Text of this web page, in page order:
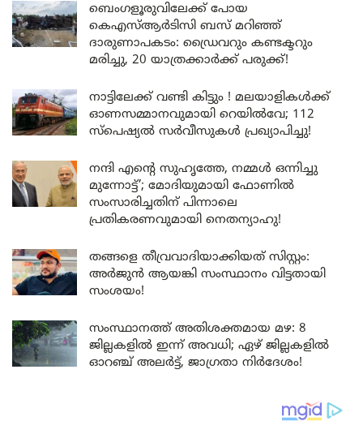
ബെംഗളൂരുവിലേക്ക് പോയ
കെഎസ്ആർടിസി ബസ് മറിഞ്ഞ്
ദാരുണാപകടം: ഡ്രൈവറും കണ്ടക്ടറും
മരിച്ചു, 20 യാത്രക്കാർക്ക് പരുക്ക്!
നാട്ടിലേക്ക് വണ്ടി കിട്ടും ! മലയാളികൾക്ക്
ഓണസമ്മാനവുമായി റെയിൽവേ; 112
സ്പെഷ്യൽ സർവീസുകൾ പ്രഖ്യാപിച്ചു!
നന്ദി എൻ്റെ സുഹൃത്തേ, നമ്മൾ ഒന്നിച്ചു
മുന്നോട്ട്’; മോദിയുമായി ഫോണിൽ
സംസാരിച്ചതിന് പിന്നാലെ
പ്രതികരണവുമായി നെതന്യാഹു!
തങ്ങളെ തീവ്രവാദിയാക്കിയത് സിസ്റ്റം:
അർജുൻ ആയങ്കി സംസ്ഥാനം വിട്ടതായി
സംശയം!
സംസ്ഥാനത്ത് അതിശക്തമായ മഴ: 8
ജില്ലകളിൽ ഇന്ന് അവധി; ഏഴ് ജില്ലകളിൽ
ഓറഞ്ച് അലർട്ട്, ജാഗ്രതാ നിർദേശം!